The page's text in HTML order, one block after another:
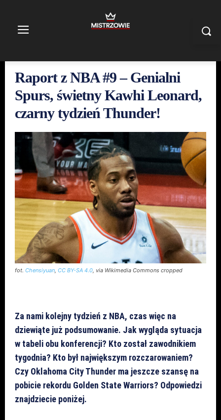
Raport z NBA #9 – Genialni
Spurs, świetny Kawhi Leonard,
czarny tydzień Thunder!
fot. Chensiyuan, CC BY-SA 4.0, via Wikimedia Commons cropped
Za nami kolejny tydzień z NBA, czas więc na
dziewiąte już podsumowanie. Jak wygląda sytuacja
w tabeli obu konferencji? Kto został zawodnikiem
tygodnia? Kto był największym rozczarowaniem?
Czy Oklahoma City Thunder ma jeszcze szansę na
pobicie rekordu Golden State Warriors? Odpowiedzi
znajdziecie poniżej.